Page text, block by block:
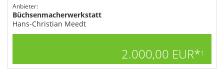
Anbieter:
Büchsenmacherwerkstatt
Hans-Christian Meedt
2.000,00 EUR*1